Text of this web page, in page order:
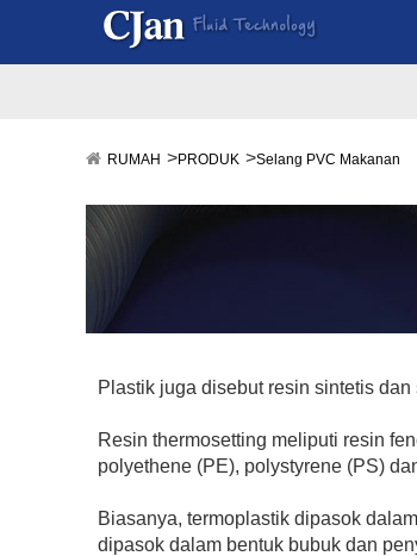
RUMAH PRODUK Selang PVC Makanan
Plastik juga disebut resin sintetis
Resin thermosetting meliputi resin
polyethene (PE), polystyrene (PS)
Biasanya, termoplastik dipasok
dipasok dalam bentuk bubuk dan